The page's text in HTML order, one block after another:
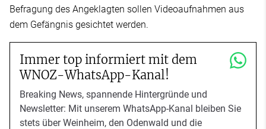
Befragung des Angeklagten sollen Videoaufnahmen aus
dem Gefängnis gesichtet werden.
Immer top informiert mit dem
WNOZ-WhatsApp-Kanal!
Breaking News, spannende Hintergründe und
Newsletter: Mit unserem WhatsApp-Kanal bleiben Sie
stets über Weinheim, den Odenwald und die